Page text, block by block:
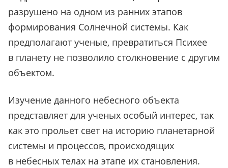
разрушено на одном из ранних этапов
формирования Солнечной системы. Как
предполагают ученые, превратиться Психее
в планету не позволило столкновение с другим
объектом.
Изучение данного небесного объекта
представляет для ученых особый интерес, так
как это прольет свет на историю планетарной
системы и процессов, происходящих
в небесных телах на этапе их становления.